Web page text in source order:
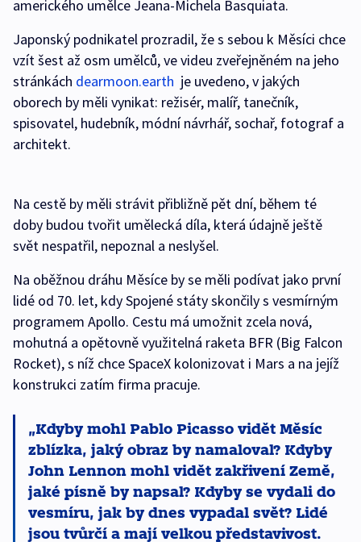
amerického umělce Jeana-Michela Basquiata.
Japonský podnikatel prozradil, že s sebou k Měsíci chce
vzít šest až osm umělců, ve videu zveřejněném na jeho
stránkách dearmoon.earth je uvedeno, v jakých
oborech by měli vynikat: režisér, malíř, tanečník,
spisovatel, hudebník, módní návrhář, sochař, fotograf a
architekt.
Na cestě by měli strávit přibližně pět dní, během té
doby budou tvořit umělecká díla, která údajně ještě
svět nespatřil, nepoznal a neslyšel.
Na oběžnou dráhu Měsíce by se měli podívat jako první
lidé od 70. let, kdy Spojené státy skončily s vesmírným
programem Apollo. Cestu má umožnit zcela nová,
mohutná a opětovně využitelná raketa BFR (Big Falcon
Rocket), s níž chce SpaceX kolonizovat i Mars a na jejíž
konstrukci zatím firma pracuje.
Kdyby mohl Pablo Picasso vidět Měsíc
zblízka, jaký obraz by namaloval? Kdyby
John Lennon mohl vidět zakřivení Země,
jaké písně by napsal? Kdyby se vydali do
vesmíru, jak by dnes vypadal svět? Lidé
jsou tvůrčí a mají velkou představivost.